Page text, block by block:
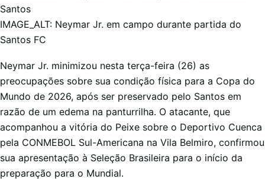
Santos
IMAGE_ALT: Neymar Jr. em campo durante partida do
Santos FC
Neymar Jr. minimizou nesta terça-feira (26) as
preocupações sobre sua condição física para a Copa do
Mundo de 2026, após ser preservado pelo Santos em
razão de um edema na panturrilha. O atacante, que
acompanhou a vitória do Peixe sobre o Deportivo Cuenca
pela CONMEBOL Sul-Americana na Vila Belmiro, confirmou
sua apresentação à Seleção Brasileira para o início da
preparação para o Mundial.